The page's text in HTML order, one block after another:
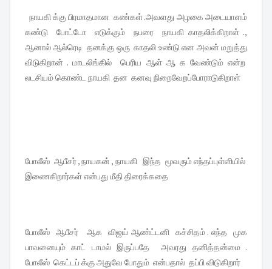
நாயகி க்கு பிரமாதமான கண்கள் .அவளது அழகை அடையாளம்
கண்டு போட்டோ எடுக்கும் நபரை நாயகி காதலிக்கிறாள் .,
ஆனால் ஆல்ரெடி தனக்கு ஒரு காதலி உண்டு என அவன் மறுத்து
விடுகிறான் . மாடலிங்கில் பெரிய ஆள் ஆ க வேண்டும் என்ற
லடசியம் கொண்ட நாயகி தன கனவு நிறைவேறப்போராடுகிறாள்
போலீஸ் ஆபீசர் , நாயகன் , நாயகி இந்த மூவரும் எந்தப்புள்ளியில்
இணைகிறார்கள் என்பது மீதி திரைக்கதை
போலீஸ் ஆபீசர் ஆக விஜய் ஆண்ட்டனி கச்சிதம் . எந்த முக
பாவனையும் காட் டாமல் இருப்பதே அவரது தனித்தன்மை .
போலீஸ் கெட்டப் க்கு அதுவே போதும் என்பதால் தப்பி விடுகிறார்